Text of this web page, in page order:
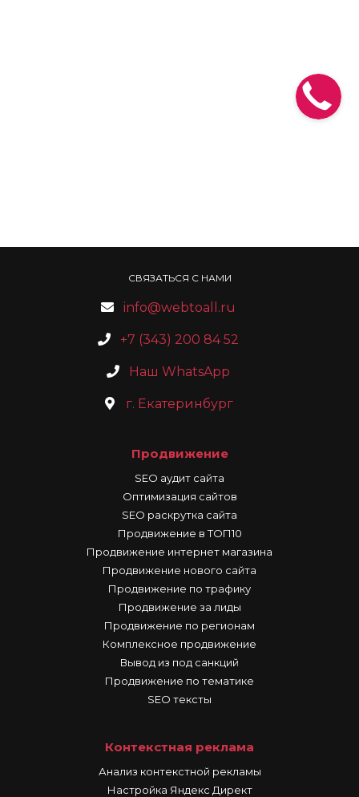
СВЯЗАТЬСЯ С НАМИ
info@webtoall.ru
+7 (343) 200 84 52
Наш WhatsApp
г. Екатеринбург
Продвижение
SEO аудит сайта
Оптимизация сайтов
SEO раскрутка сайта
Продвижение в ТОП10
Продвижение интернет магазина
Продвижение нового сайта
Продвижение по трафику
Продвижение за лиды
Продвижение по регионам
Комплексное продвижение
Вывод из под санкций
Продвижение по тематике
SEO тексты
Контекстная реклама
Анализ контекстной рекламы
Настройка Яндекс Директ